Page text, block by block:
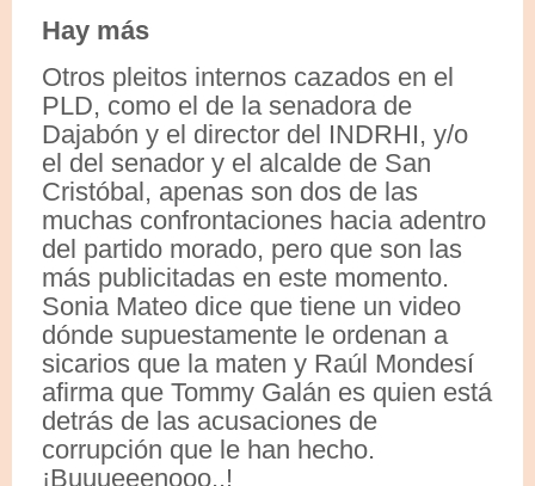
Hay más
Otros pleitos internos cazados en el
PLD, como el de la senadora de
Dajabón y el director del INDRHI, y/o
el del senador y el alcalde de San
Cristóbal, apenas son dos de las
muchas confrontaciones hacia adentro
del partido morado, pero que son las
más publicitadas en este momento.
Sonia Mateo dice que tiene un video
dónde supuestamente le ordenan a
sicarios que la maten y Raúl Mondesí
afirma que Tommy Galán es quien está
detrás de las acusaciones de
corrupción que le han hecho.
¡Buuueeenooo..!